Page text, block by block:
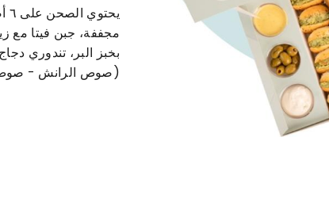
مجففة، جبن فيتا مع
بخبز البر، تندوري
(صوص الرانش - صوص